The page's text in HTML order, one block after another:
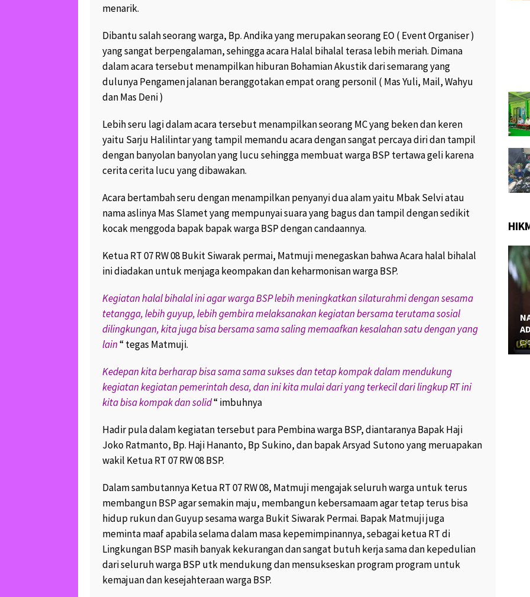
menarik.
Dibantu salah seorang warga, Bp. Andika yang merupakan seorang EO ( Event Organiser )
yang sangat berpengalaman, sehingga acara Halal bihalal terasa lebih meriah. Dimana
dalam acara tersebut menampilkan hiburan Bohamian Akustik dari semarang yang
dulunya Pengamen jalanan beranggotakan empat orang personil ( Mas Yuli, Mail, Wahyu
dan Mas Deni )
Lebih seru lagi dalam acara tersebut menampilkan seorang MC yang beken dan keren
yaitu Sarju Halilintar yang tampil memandu acara dengan sangat percaya diri dan tampil
dengan banyolan banyolan yang lucu sehingga membuat warga BSP tertawa geli karena
cerita cerita lucu yang dibawakan.
Acara bertambah seru dengan menampilkan penyanyi dua alam yaitu Mbak Selvi atau
nama aslinya Mas Slamet yang mempunyai suara yang bagus dan tampil dengan sedikit
kocak menggoda bapak bapak warga BSP dengan candaannya.
Ketua RT 07 RW 08 Bukit Siwarak permai, Matmuji menegaskan bahwa Acara halal bihalal
ini diadakan untuk menjaga keompakan dan keharmonisan warga BSP.
Kegiatan halal bihalal ini agar warga BSP lebih meningkatkan silaturahmi dengan sesama
tetangga, lebih guyup, lebih gembira melaksanakan kegiatan bersama terutama sosial
dilingkungan, kita juga bisa bersama sama saling memaafkan kesalahan satu dengan yang
lain“ tegas Matmuji.
Kedepan kita berharap bisa sama sama sukses dan tetap kompak dalam mendukung
kegiatan kegiatan pemerintah desa, dan ini kita mulai dari yang terkecil dari lingkup RT ini
kita bisa kompak dan solid“ imbuhnya
Hadir pula dalam kegiatan tersebut para Pembina warga BSP, diantaranya Bapak Haji
Joko Ratmanto, Bp. Haji Hananto, Bp Sukino, dan bapak Arsyad Sutono yang meruapakan
wakil Ketua RT 07 RW 08 BSP.
Dalam sambutannya Ketua RT 07 RW 08, Matmuji mengajak seluruh warga untuk terus
membangun BSP agar semakin maju, membangun kebersamaam agar tetap terus bisa
hidup rukun dan Guyup sesama warga Bukit Siwarak Permai. Bapak Matmuji juga
meminta maaf apabila selama dalam masa kepemimpinannya, sebagai ketua RT di
Lingkungan BSP masih banyak kekurangan dan sangat butuh kerja sama dan kepedulian
dari seluruh warga BSP utk mendukung dan mensukseskan program program untuk
kemajuan dan kesejahteraan warga BSP.
KERAJINAN KREATIF SOFA
BAKPAO UNGARAN SEMAKIN
BANJIR ORDER.. MANTAPS “
SEMAKIN DIGEMARI KONSUMEN
“
September 30, 2017
9.2K views
1
LUCU DAN UNIKNYA GAMBAR
SEDANG BERCENGKERAMA “
July 30, 2017 8.8K views 0
SUWARDI WARGA JATIJAJAR
MENANGKAN HADIAH UTAMA
SATU UNIT HONDA BEAT POP
February 26, 2017
0
UNGARAN 1987 GELAR REUNI
PERDANA “
June 28, 2017 239 views
April 2, 2017 203 views
NASEHAT KH. MAIMUN ZUBAIR : SUAMI
ADALAH PERISAI API NERAKA “